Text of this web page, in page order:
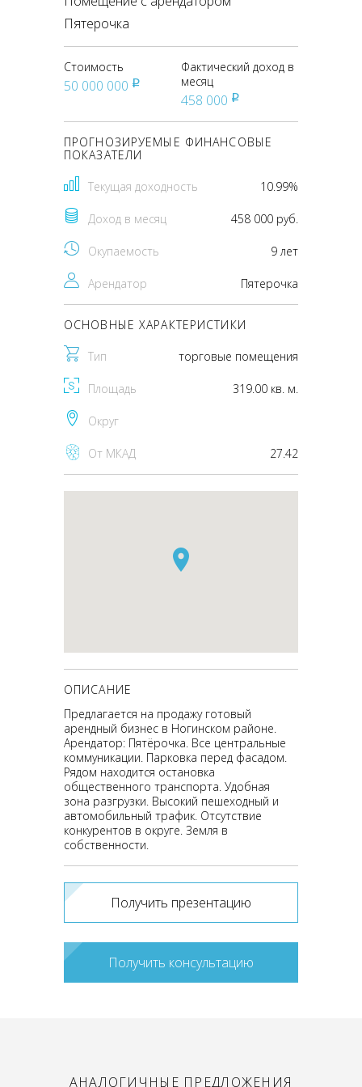
Пятерочка
Стоимость
50 000 000 pуб
Фактический доход в
месяц
458 000 pуб
ПРОГНОЗИРУЕМЫЕ ФИНАНСОВЫЕ
ПОКАЗАТЕЛИ
Текущая доходность 10.99%
Доход в месяц 458 000 руб.
Окупаемость 9 лет
Арендатор Пятерочка
ОСНОВНЫЕ ХАРАКТЕРИСТИКИ
Тип торговые помещения
Площадь 319.00 кв. м.
Округ
От МКАД 27.42
ОПИСАНИЕ
Предлагается на продажу готовый
арендный бизнес в Ногинском районе.
Арендатор: Пятёрочка. Все центральные
коммуникации. Парковка перед фасадом.
Рядом находится остановка
общественного транспорта. Удобная
зона разгрузки. Высокий пешеходный и
автомобильный трафик. Отсутствие
конкурентов в округе. Земля в
собственности.
Получить презентацию
Получить консультацию
АНАЛОГИЧНЫЕ ПРЕДЛОЖЕНИЯ